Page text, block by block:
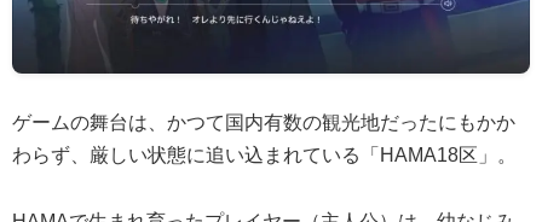
ゲームの舞台は、かつて国内有数の観光地だったにもかか
わらず、厳しい状態に追い込まれている「HAMA18区」。